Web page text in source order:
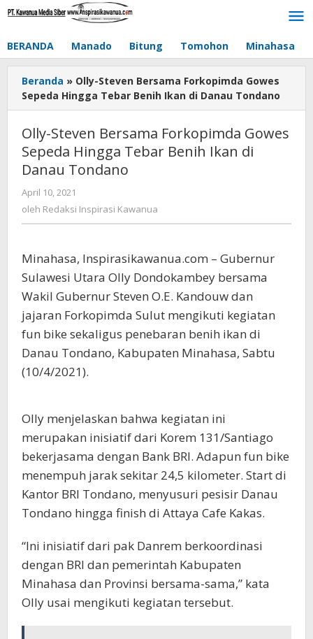
Lewati
BERANDA Manado Bitung Tomohon Minahasa
Beranda » Olly-Steven Bersama Forkopimda Gowes
Sepeda Hingga Tebar Benih Ikan di Danau Tondano
Olly-Steven Bersama Forkopimda Gowes
Sepeda Hingga Tebar Benih Ikan di
Danau Tondano
April 10, 2021
Redaksi
Inspirasi
oleh Redaksi Inspirasi Kawanua
Minahasa, Inspirasikawanua.com – Gubernur
Sulawesi Utara Olly Dondokambey bersama
Wakil Gubernur Steven O.E. Kandouw dan
jajaran Forkopimda Sulut mengikuti kegiatan
fun bike sekaligus penebaran benih ikan di
Danau Tondano, Kabupaten Minahasa, Sabtu
(10/4/2021).
Olly menjelaskan bahwa kegiatan ini
merupakan inisiatif dari Korem 131/Santiago
bekerjasama dengan Bank BRI. Adapun fun bike
menempuh jarak sekitar 24,5 kilometer. Start di
Kantor BRI Tondano, menyusuri pesisir Danau
Tondano hingga finish di Attaya Cafe Kakas.
“Ini inisiatif dari pak Danrem berkoordinasi
dengan BRI dan pemerintah Kabupaten
Minahasa dan Provinsi bersama-sama,” kata
Olly usai mengikuti kegiatan tersebut.